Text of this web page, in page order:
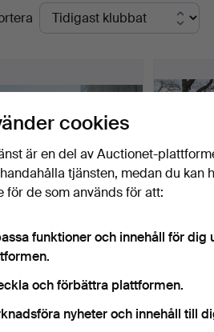
information:
Digital
och bilar: 12,5 % + 80
25 % + 80 SEK
föremål kan behöva hämtas på
betalning på plats. Betalning
FERRARI F355
1995,
CORSA,…
10 maj 2026
bud
5.7,
26 bud
cookies
är en del av Auctionet-
tjänsten, medan du kan
för de som används för att:
funktioner och innehåll för dig
och förbättra plattformen.
nyheter och innehåll till